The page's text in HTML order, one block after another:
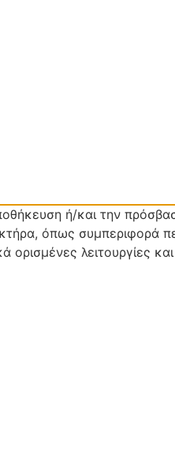
ή/και την
όπως συμπεριφορά
λειτουργίες